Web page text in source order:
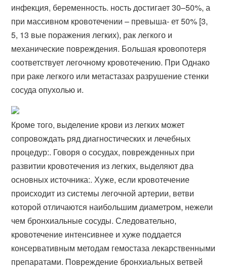
инфекция, беременность. ность достигает 30–50%, а
при массивном кровотечении – превыша- ет 50% [3,
5, 13 вые поражения легких), рак легкого и
механические повреждения. Большая кровопотеря
соответствует легочному кровотечению. При Однако
при раке легкого или метастазах разрушение стенки
сосуда опухолью и.
Кроме того, выделение крови из легких может
сопровождать ряд диагностических и лечебных
процедур:. Говоря о сосудах, поврежденных при
развитии кровотечения из легких, выделяют два
основных источника:. Хуже, если кровотечение
происходит из системы легочной артерии, ветви
которой отличаются наибольшим диаметром, нежели
чем бронхиальные сосуды. Следовательно,
кровотечение интенсивнее и хуже поддается
консервативным методам гемостаза лекарственными
препаратами. Повреждение бронхиальных ветвей